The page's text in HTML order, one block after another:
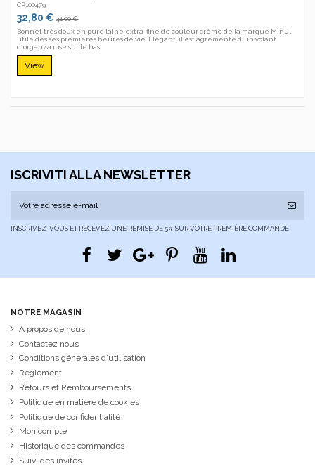
CR100479
32,80 €41,00 €
Bonnet très doux en pure laine extra-fine de couleur crème de la marque Minu',
utile dès ses premières heures de vie. Elégant, il est agrémenté d'un volant
d'organza rose sur le bas.
View
ISCRIVITI ALLA NEWSLETTER
INSCRIVEZ-VOUS ET RECEVEZ UNE REMISE DE 5% SUR VOTRE PREMIÈRE COMMANDE
NOTRE MAGASIN
A propos de nous
Contactez nous
Conditions générales d'utilisation
Règlement
Retours et Remboursements
Politique en matière de cookies
Politique de confidentialité
Mon compte
Historique des commandes
Suivi des invités